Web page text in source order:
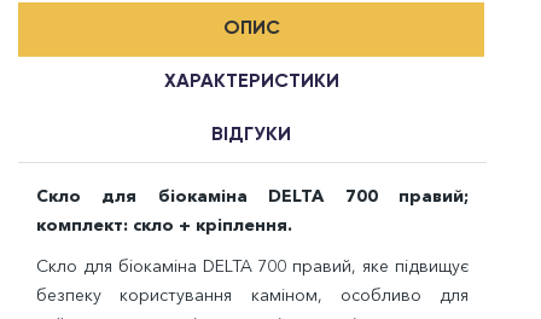
ОПИС
ХАРАКТЕРИСТИКИ
ВІДГУКИ
Скло для біокаміна DELTA 700правий;
комплект: скло + кріплення.
Скло для біокаміна DELTA 700 правий, яке підвищує
безпеку користування каміном, особливо для